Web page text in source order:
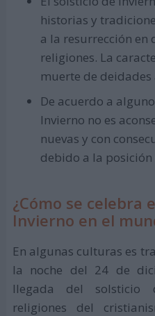
historias y
a la resurrección en
religiones. La
muerte de deidades
De acuerdo a
Invierno no es
nuevas y con
debido a la posición
¿Cómo se celebra
Invierno en el
En algunas culturas es
la noche del 24 de
llegada del solsticio
religiones del